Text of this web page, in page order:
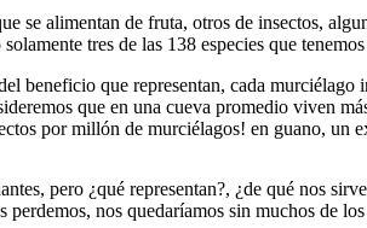
se alimentan de fruta, otros de insectos,
tres de las 138 especies que
beneficio que representan, cada
que en una cueva promedio viven
por millón de murciélagos! en guano, un
pero ¿qué representan?, ¿de qué nos
perdemos, nos quedaríamos sin muchos de